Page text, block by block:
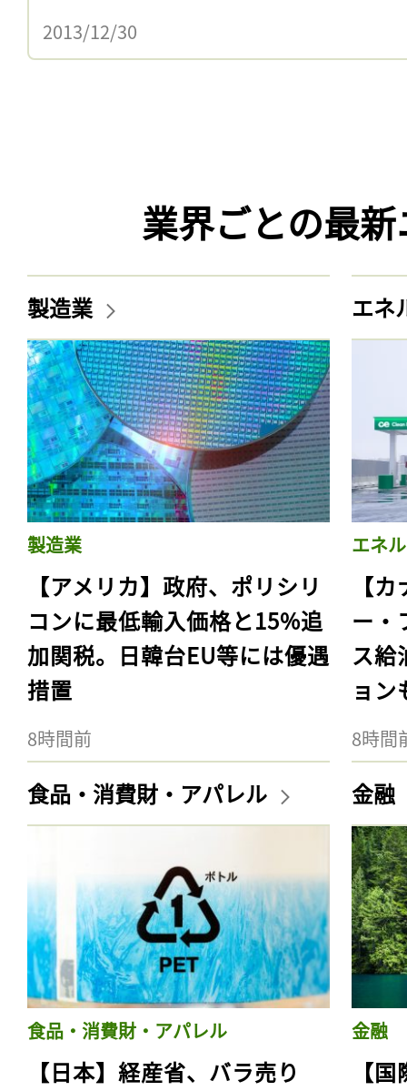
2013/12/30
業界ごとの最
製造業
製造業
【アメリカ】政府、ポリシリ
コンに最低輸入価格と15%追
加関税。日韓台EU等には優遇
措置
8時間前
エネ
エネ
【
ー・
ス給
ョン
8時間
食品・消費財・アパレル
食品・消費財・アパレル
【日本】経産省、バラ売り
金融
金融
【